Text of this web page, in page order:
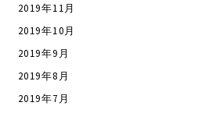
2019年11月
2019年10月
2019年9月
2019年8月
2019年7月